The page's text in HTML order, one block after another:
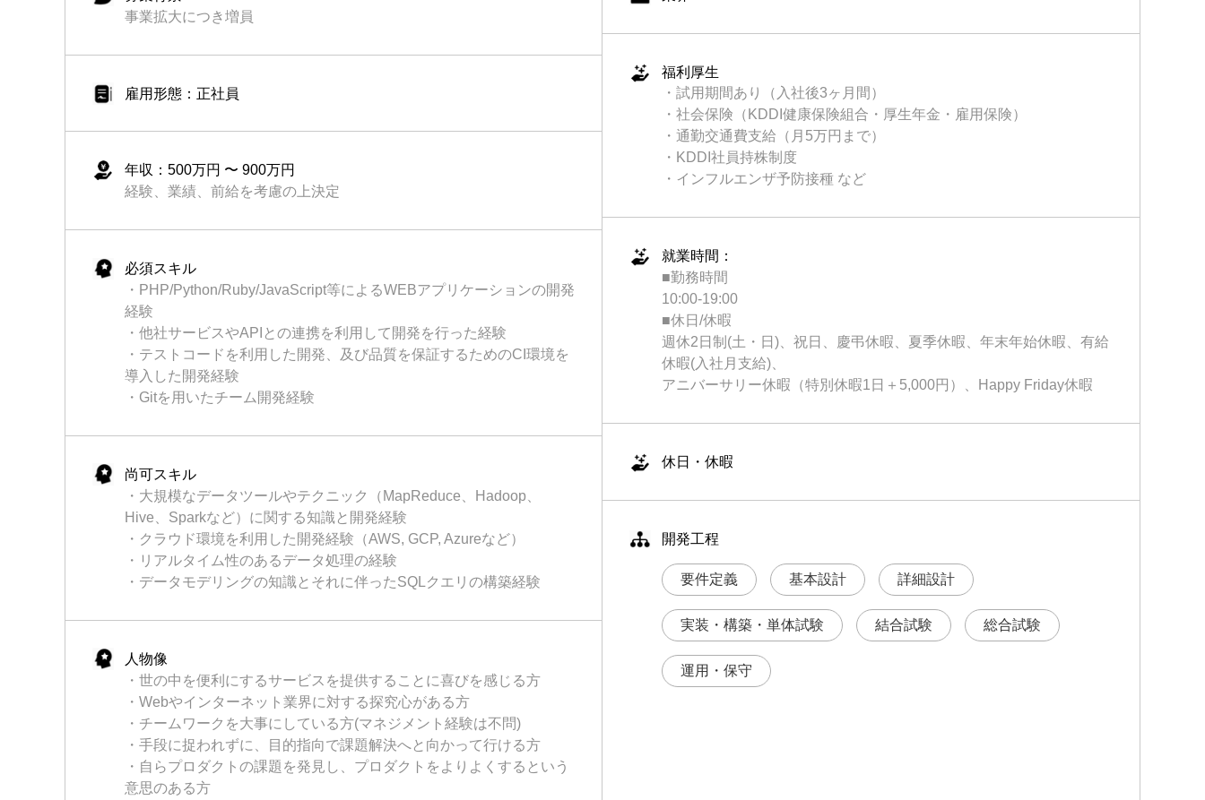
事業拡大につき増員
雇用形態：正社員
年収：500万円 〜 900万円
経験、業績、前給を考慮の上決定
必須スキル
・PHP/Python/Ruby/JavaScript等によるWEBアプリケーションの開発
経験
・他社サービスやAPIとの連携を利用して開発を行った経験
・テストコードを利用した開発、及び品質を保証するためのCI環境を
導入した開発経験
・Gitを用いたチーム開発経験
尚可スキル
・大規模なデータツールやテクニック（MapReduce、Hadoop、
Hive、Sparkなど）に関する知識と開発経験
・クラウド環境を利用した開発経験（AWS, GCP, Azureなど）
・リアルタイム性のあるデータ処理の経験
・データモデリングの知識とそれに伴ったSQLクエリの構築経験
人物像
・世の中を便利にするサービスを提供することに喜びを感じる方
・Webやインターネット業界に対する探究心がある方
・チームワークを大事にしている方(マネジメント経験は不問)
・手段に捉われずに、目的指向で課題解決へと向かって行ける方
・自らプロダクトの課題を発見し、プロダクトをよりよくするという
意思のある方
福利厚生
・試用期間あり（入社後3ヶ月間）
・社会保険（KDDI健康保険組合・厚生年金・雇用保険）
・通勤交通費支給（月5万円まで）
・KDDI社員持株制度
・インフルエンザ予防接種 など
就業時間：
■勤務時間
10:00-19:00
■休日/休暇
週休2日制(土・日)、祝日、慶弔休暇、夏季休暇、年末年始休暇、有給
休暇(入社月支給)、
アニバーサリー休暇（特別休暇1日＋5,000円）、Happy Friday休暇
休日・休暇
開発工程
要件定義 基本設計 詳細設計
実装・構築・単体試験 結合試験 総合試験
運用・保守